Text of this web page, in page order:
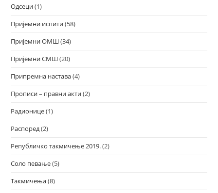
Одсеци(1)
Пријемни испити(58)
Пријемни ОМШ(34)
Пријемни СМШ(20)
Припремна настава(4)
Прописи – правни акти(2)
Радионице(1)
Распоред(2)
Републичко такмичење 2019.(2)
Соло певање(5)
Такмичења(8)